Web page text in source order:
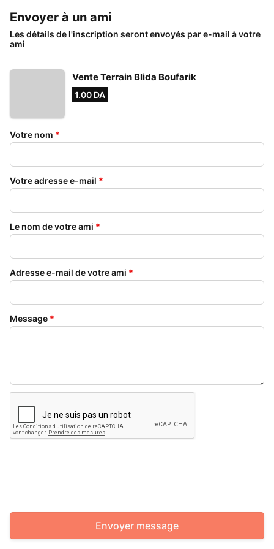
Envoyer à un ami
Les détails de l'inscription seront envoyés par e-mail à votre
ami
Vente Terrain Blida Boufarik
1.00 DA
Votre nom *
Votre adresse e-mail *
Le nom de votre ami *
Adresse e-mail de votre ami *
Message *
Envoyer message